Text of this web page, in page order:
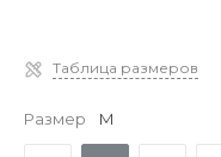
Таблица размеров
Размер M